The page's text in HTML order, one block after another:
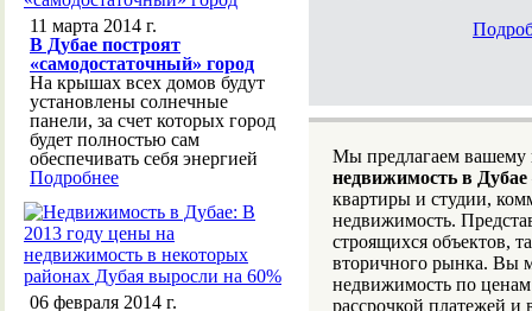
Мы предлагаем
недвижимость в Дубае
квартиры и студии,
недвижимость.
строящихся объектов,
вторичного рынка. Вы
недвижимость по
рассрочкой платежей
11 марта 2014 г.
В Дубае построят
«самодостаточный» город
На крышах всех домов будут
установлены солнечные
панели, за счет которых город
будет полностью сам
обеспечивать себя энергией
Подробнее
06 февраля 2014 г.